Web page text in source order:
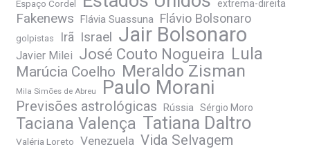
Espaço Cordel extrema-direita
Fakenews Flávia Suassuna Flávio Bolsonaro
golpistas Irã Israel Jair Bolsonaro
Javier Milei José Couto Nogueira Lula
Marúcia Coelho Meraldo Zisman
Mila Simões de Abreu Paulo Morani
Previsões astrológicas Rússia Sérgio Moro
Taciana Valença Tatiana Daltro
Valéria Loreto Venezuela Vida Selvagem